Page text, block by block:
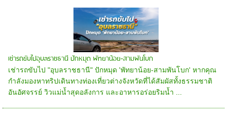
เช่ารถขับไปอุบลราชธานี ปักหมุด พัทยาน้อย-สามพันโบก
เช่ารถขับไป "อุบลราชธานี" ปักหมุด 'พัทยาน้อย-สามพันโบก' หากคุณ
กำลังมองหาทริปเดินทางท่องเที่ยวต่างจังหวัดที่ได้สัมผัสทั้งธรรมชาติ
อันอัศจรรย์ วิวแม่น้ำสุดอลังการ และอาหารอร่อยริมน้ำ ...